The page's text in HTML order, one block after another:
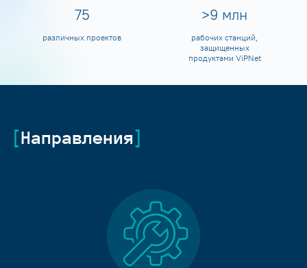
80
различных проектов
>10 млн
рабочих станций,
защищенных
продуктами ViPNet
Направления